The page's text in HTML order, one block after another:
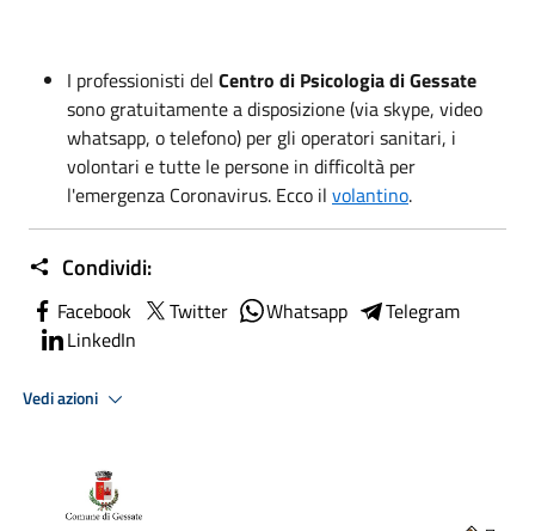
I professionisti del Centro di Psicologia di Gessate
sono gratuitamente a disposizione (via skype, video
whatsapp, o telefono) per gli operatori sanitari, i
volontari e tutte le persone in difficoltà per
l'emergenza Coronavirus. Ecco il volantino.
Condividi:
Facebook Twitter Whatsapp
Telegram
LinkedIn
Vedi azioni